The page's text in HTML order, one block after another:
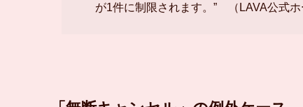
が1件に制限されます。” （LAVA公式ホ